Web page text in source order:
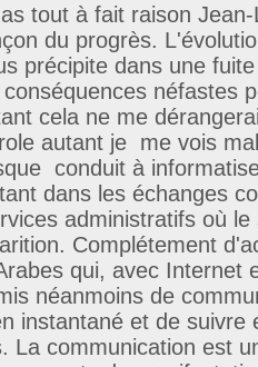
tout à fait raison
du progrès.
précipite dans une
conséquences néfastes
cela ne me
autant je me vois
conduit à
dans les échanges
administratifs où
Complétement
qui, avec Internet
néanmoins de
instantané et de suivre
La communication est